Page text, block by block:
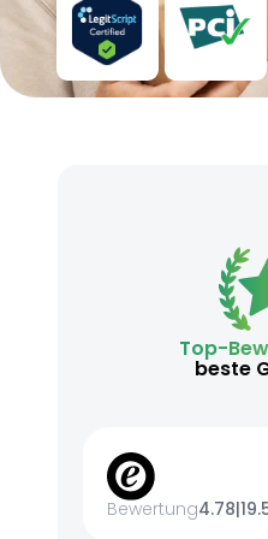
Top-
beste
Bewertung4.78|